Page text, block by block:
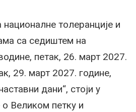
националне толеранције и
са седиштем на
петак, 26. март 2027.
29. март 2027. године,
дани“, стоји у
о Великом петку и